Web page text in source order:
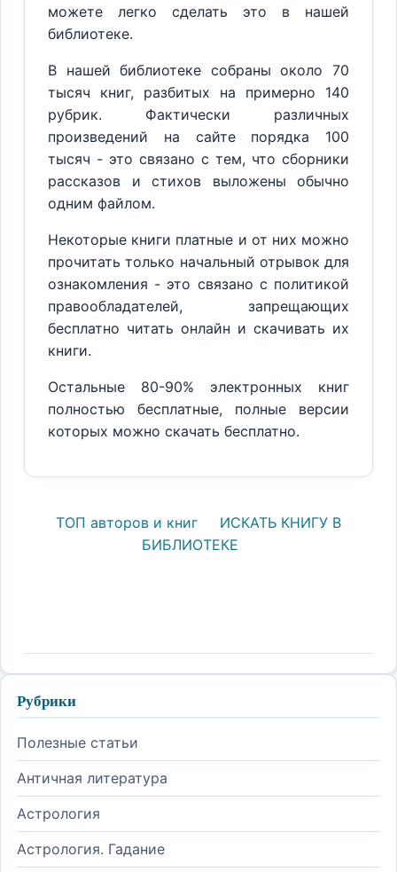
можете легко сделать это в нашей
библиотеке.
В нашей библиотеке собраны около 70
тысяч книг, разбитых на примерно 140
рубрик. Фактически различных
произведений на сайте порядка 100
тысяч - это связано с тем, что сборники
рассказов и стихов выложены обычно
одним файлом.
Некоторые книги платные и от них можно
прочитать только начальный отрывок для
ознакомления - это связано с политикой
правообладателей, запрещающих
бесплатно читать онлайн и скачивать их
книги.
Остальные 80-90% электронных книг
полностью бесплатные, полные версии
которых можно скачать бесплатно.
ТОП авторов и книг
ИСКАТЬ КНИГУ В
БИБЛИОТЕКЕ
Рубрики
Полезные статьи
Античная литература
Астрология
Астрология. Гадание